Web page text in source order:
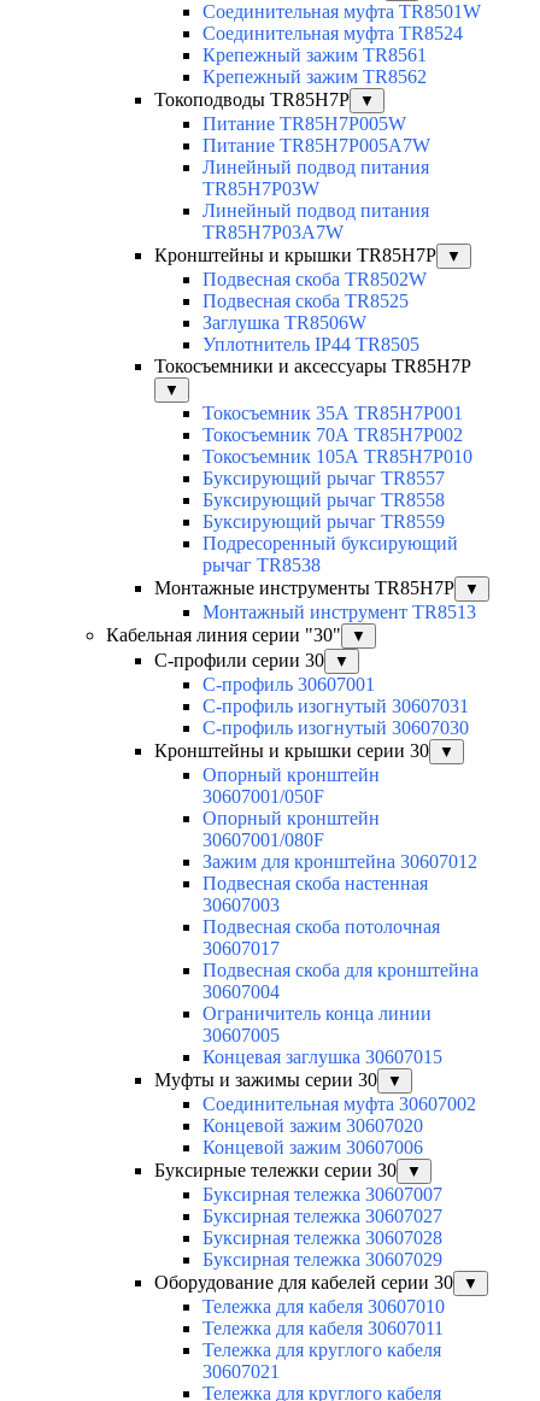
Соединительная муфта TR8501W
Соединительная муфта TR8524
Крепежный зажим TR8561
Крепежный зажим TR8562
Токоподводы TR85H7P
▼
Питание TR85H7P005W
Питание TR85H7P005A7W
Линейный подвод питания
TR85H7P03W
Линейный подвод питания
TR85H7P03A7W
Кронштейны и крышки TR85H7P
▼
Подвесная скоба TR8502W
Подвесная скоба TR8525
Заглушка TR8506W
Уплотнитель IP44 TR8505
Токосъемники и аксессуары TR85H7P
▼
Токосъемник 35А TR85H7P001
Токосъемник 70А TR85H7P002
Токосъемник 105А TR85H7P010
Буксирующий рычаг TR8557
Буксирующий рычаг TR8558
Буксирующий рычаг TR8559
Подресоренный буксирующий
рычаг TR8538
Монтажные инструменты TR85H7P
▼
Монтажный инструмент TR8513
Кабельная линия серии "30"
▼
С-профили серии 30 ▼
С-профиль 30607001
С-профиль изогнутый 30607031
С-профиль изогнутый 30607030
Кронштейны и крышки серии 30
▼
Опорный кронштейн
30607001/050F
Опорный кронштейн
30607001/080F
Зажим для кронштейна 30607012
Подвесная скоба настенная
30607003
Подвесная скоба потолочная
30607017
Подвесная скоба для кронштейна
30607004
Ограничитель конца линии
30607005
Концевая заглушка 30607015
Муфты и зажимы серии 30
▼
Соединительная муфта 30607002
Концевой зажим 30607020
Концевой зажим 30607006
Буксирные тележки серии 30
▼
Буксирная тележка 30607007
Буксирная тележка 30607027
Буксирная тележка 30607028
Буксирная тележка 30607029
Оборудование для кабелей серии 30
▼
Тележка для кабеля 30607010
Тележка для кабеля 30607011
Тележка для круглого кабеля
30607021
Тележка для круглого кабеля